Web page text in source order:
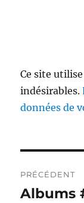
Ce site
indésirables.
données de
de
PRÉCÉDENT
Publication
Albums